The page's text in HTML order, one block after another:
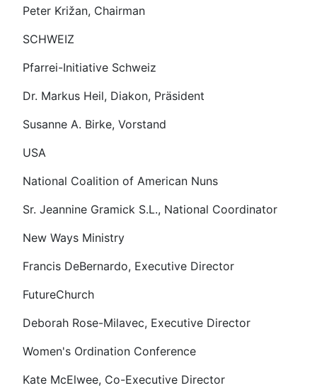
Peter Križan, Chairman
SCHWEIZ
Pfarrei-Initiative Schweiz
Dr. Markus Heil, Diakon, Präsident
Susanne A. Birke, Vorstand
USA
National Coalition of American Nuns
Sr. Jeannine Gramick S.L., National Coordinator
New Ways Ministry
Francis DeBernardo, Executive Director
FutureChurch
Deborah Rose-Milavec, Executive Director
Women's Ordination Conference
Kate McElwee, Co-Executive Director